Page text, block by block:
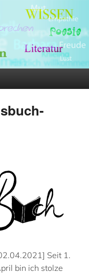
Seit 1.
bin ich stolze